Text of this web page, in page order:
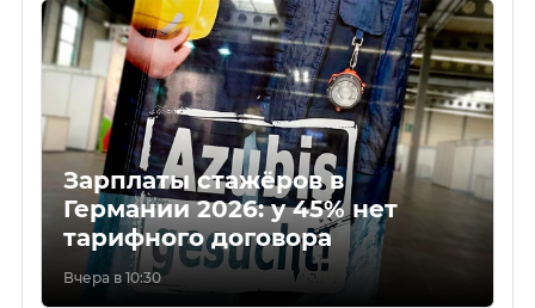
Зарплаты стажёров в
Германии 2026: у 45% нет
тарифного договора
Вчера в 10:30